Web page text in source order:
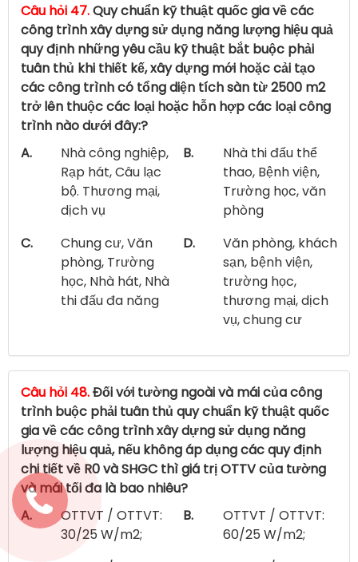
Câu hỏi 47.Quy chuẩn kỹ thuật quốc gia về các
công trình xây dựng sử dụng năng lượng hiệu quả
quy định những yêu cầu kỹ thuật bắt buộc phải
tuân thủ khi thiết kế, xây dựng mới hoặc cải tạo
các công trình có tổng diện tích sàn từ 2500 m2
trở lên thuộc các loại hoặc hỗn hợp các loại công
trình nào dưới đây:?
A.
Nhà công nghiệp,
Rạp hát, Câu lạc
bộ. Thương mại,
dịch vụ
B.
Nhà thi đấu thể
thao, Bệnh viện,
Trường học, văn
phòng
C.
Chung cư, Văn
phòng, Trường
học, Nhà hát, Nhà
thi đấu đa năng
D.
Văn phòng, khách
sạn, bệnh viện,
trường học,
thương mại, dịch
vụ, chung cư
Câu hỏi 48.Đối với tường ngoài và mái của công
trình buộc phải tuân thủ quy chuẩn kỹ thuật quốc
gia về các công trình xây dựng sử dụng năng
lượng hiệu quả, nếu không áp dụng các quy định
chi tiết về R0 và SHGC thì giá trị OTTV của tường
và mái tối đa là bao nhiêu?
A.
OTTVT / OTTVT:
30/25 W/m2;
B.
OTTVT / OTTVT:
60/25 W/m2;